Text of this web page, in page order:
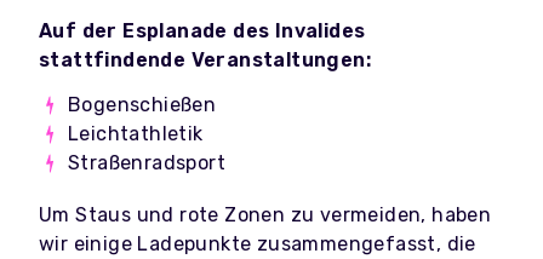
Auf der Esplanade des Invalides
stattfindende Veranstaltungen:
Bogenschießen
Leichtathletik
Straßenradsport
Um Staus und rote Zonen zu vermeiden, haben
wir einige Ladepunkte zusammengefasst, die